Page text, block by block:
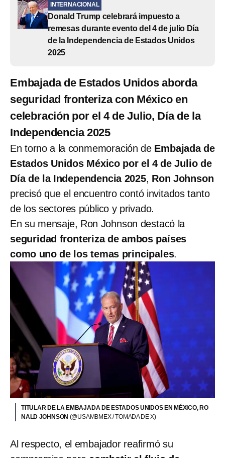
INTERNACIONAL
Donald Trump celebrará impuesto a
remesas durante evento del 4 de julio Día
de la Independencia de Estados Unidos
2025
Embajada de Estados Unidos aborda
seguridad fronteriza con México en
celebración por el 4 de Julio, Día de la
Independencia 2025
En torno a la conmemoración de Embajada de
Estados Unidos México por el 4 de Julio de
Día de la Independencia 2025, Ron Johnson
precisó que el encuentro contó invitados tanto
de los sectores público y privado.
En su mensaje, Ron Johnson destacó la
seguridad fronteriza de ambos países
como uno de los temas principales.
TITULAR DE LA EMBAJADA DE ESTADOS UNIDOS EN MÉXICO, RO
NALD JOHNSON (@USAMBMEX / TOMADA DE X)
Al respecto, el embajador reafirmó su